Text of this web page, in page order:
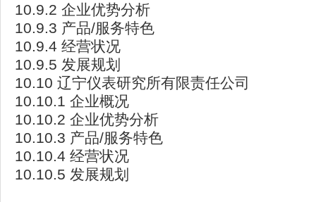
10.9.2 企业优势分析
10.9.3 产品/服务特色
10.9.4 经营状况
10.9.5 发展规划
10.10 辽宁仪表研究所有限责任公司
10.10.1 企业概况
10.10.2 企业优势分析
10.10.3 产品/服务特色
10.10.4 经营状况
10.10.5 发展规划